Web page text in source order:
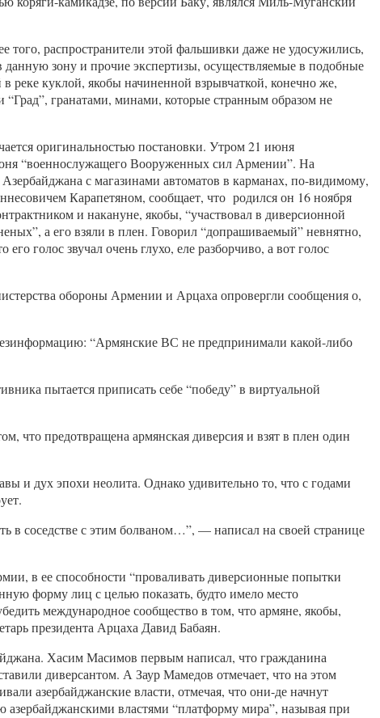
распространители этой фальшивки даже не удосужились,
данную зону и прочие экспертизы, осуществляемые в подобные
реке куклой, якобы начиненной взрывчаткой, конечно же,
гранатами, минами, которые странным образом не
оригинальностью постановки. Утром 21 июня
“военнослужащего Вооруженных сил Армении”. На
с магазинами автоматов в карманах, по-видимому,
Карапетяном, сообщает, что родился он 16 ноября
и накануне, якобы, “участвовал в диверсионной
а его взяли в плен. Говорил “допрашиваемый” невнятно,
голос звучал очень глухо, еле разборчиво, а вот голос
обороны Армении и Арцаха опровергли сообщения о,
“Армянские ВС не предпринимали какой-либо
пытается приписать себе “победу” в виртуальной
что предотвращена армянская диверсия и взят в плен один
и дух эпохи неолита. Однако удивительно то, что с годами
в соседстве с этим болваном…”, — написал на своей странице
в ее способности “проваливать диверсионные попытки
форму лиц с целью показать, будто имело место
международное сообщество в том, что армяне, якобы,
президента Арцаха Давид Бабаян.
Хасим Масимов первым написал, что гражданина
диверсантом. А Заур Мамедов отмечает, что на этом
азербайджанские власти, отмечая, что они-де начнут
азербайджанскими властями “платформу мира”, называя при